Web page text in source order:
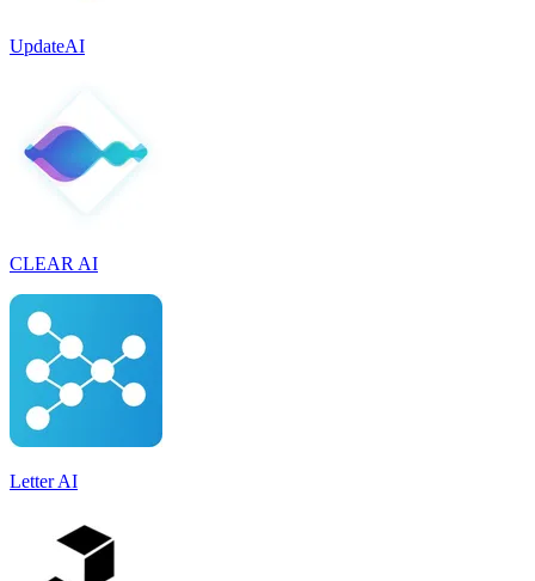
UpdateAI
CLEAR AI
Letter AI